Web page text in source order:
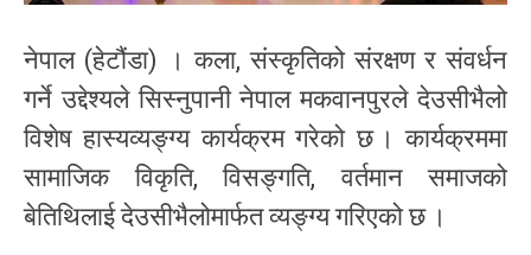
नेपाल (हेटौंडा) । कला, संस्कृतिको संरक्षण र संवर्धन
गर्ने उद्देश्यले सिस्नुपानी नेपाल मकवानपुरले देउसीभैलो
विशेष हास्यव्यङ्ग्य कार्यक्रम गरेको छ । कार्यक्रममा
सामाजिक विकृति, विसङ्गति, वर्तमान समाजको
बेतिथिलाई देउसीभैलोमार्फत व्यङ्ग्य गरिएको छ ।